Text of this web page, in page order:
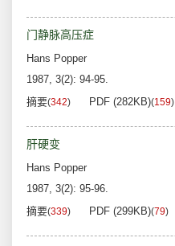
门静脉高压症
Hans Popper
1987, 3(2): 94-95.
摘要(342) PDF (282KB)(159)
肝硬变
Hans Popper
1987, 3(2): 95-96.
摘要(339) PDF (299KB)(79)